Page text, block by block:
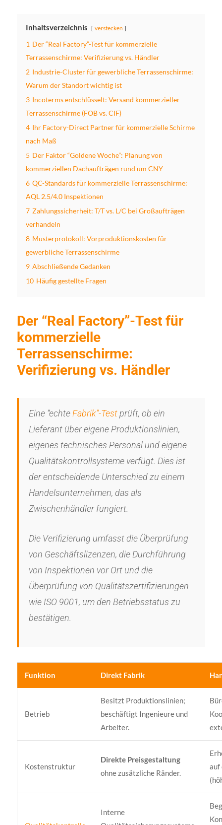
Inhaltsverzeichnis verstecken
1 Der “Real Factory”-Test für kommerzielle
Terrassenschirme: Verifizierung vs. Händler
2 Industrie-Cluster für gewerbliche Terrassenschirme:
Warum der Standort wichtig ist
3 Incoterms entschlüsselt: Versand kommerzieller
Terrassenschirme (FOB vs. CIF)
4 Ihr Factory-Direct Partner für kommerzielle Schirme
nach Maß
5 Der Faktor “Goldene Woche”: Planung von
kommerziellen Dachaufträgen rund um CNY
6 QC-Standards für kommerzielle Terrassenschirme:
AQL 2.5/4.0 Inspektionen
7 Zahlungssicherheit: T/T vs. L/C bei Großaufträgen
verhandeln
8 Musterprotokoll: Vorproduktionskosten für
gewerbliche Terrassenschirme
9 Abschließende Gedanken
10 Häufig gestellte Fragen
Der “Real Factory”-Test für
kommerzielle
Terrassenschirme:
Verifizierung vs. Händler
Eine “echte Fabrik”-Testprüft, ob ein
Lieferant über eigene Produktionslinien,
eigenes technisches Personal und eigene
Qualitätskontrollsysteme verfügt. Dies ist
der entscheidende Unterschied zu einem
Handelsunternehmen, das als
Zwischenhändler fungiert.
Die Verifizierung umfasst die Überprüfung
von Geschäftslizenzen, die Durchführung
von Inspektionen vor Ort und die
Überprüfung von Qualitätszertifizierungen
wie ISO 9001, um den Betriebsstatus zu
bestätigen.
Funktion Direkt Fabrik
Betrieb
Besitzt Produktionslinien;
beschäftigt Ingenieure und
Arbeiter.
Kostenstruktur
Direkte Preisgestaltung
ohne zusätzliche Ränder.
auf
Interne